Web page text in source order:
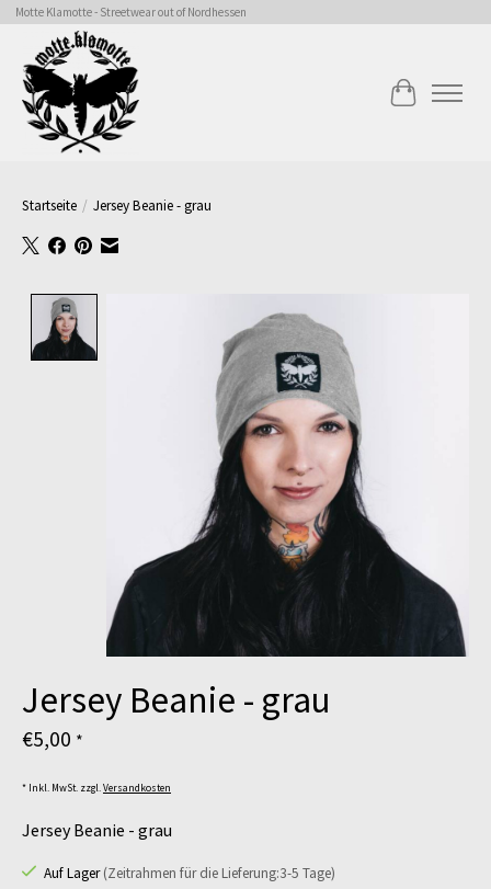
Motte Klamotte - Streetwear out of Nordhessen
Ihr
Startseite / Jersey Beanie - grau
Jersey Beanie - grau
€5,00 *
* Inkl. MwSt. zzgl.Versandkosten
Jersey Beanie - grau
Auf Lager(Zeitrahmen für die Lieferung:3-5 Tage)